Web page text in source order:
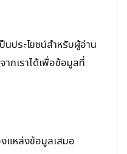
ประโยชน์สำหรับผู้อ่าน
กเราได้เพื่อข้อมูลที่
แหล่งข้อมูลเสมอ